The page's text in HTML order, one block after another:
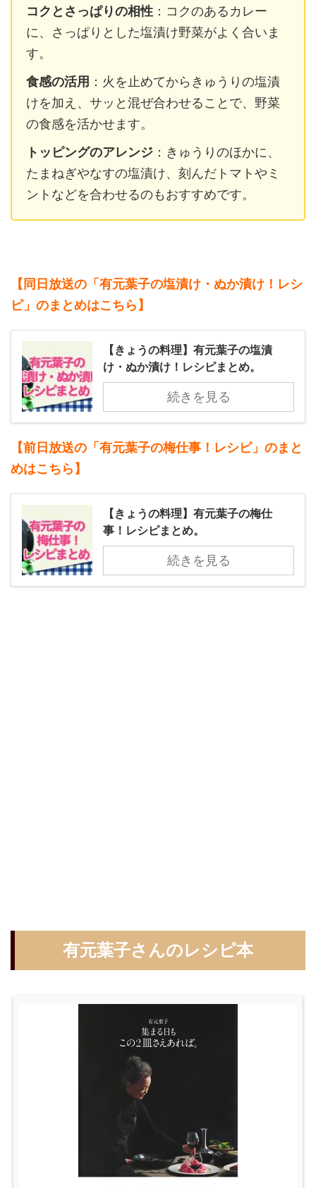
コクとさっぱりの相性 ：コクのあるカレー
に、さっぱりとした塩漬け野菜がよく合いま
す。
食感の活用 ：火を止めてからきゅうりの塩漬
けを加え、サッと混ぜ合わせることで、野菜
の食感を活かせます。
トッピングのアレンジ ：きゅうりのほかに、
たまねぎやなすの塩漬け、刻んだトマトやミ
ントなどを合わせるのもおすすめです。
【同日放送の「有元葉子の塩漬け・ぬか漬け！レシ
ピ」のまとめはこちら】
【きょうの料理】有元葉子の塩漬
け・ぬか漬け！レシピまとめ。
続きを見る
【前日放送の「有元葉子の梅仕事！レシピ」のまと
めはこちら】
【きょうの料理】有元葉子の梅仕
事！レシピまとめ。
続きを見る
有元葉子さんのレシピ本